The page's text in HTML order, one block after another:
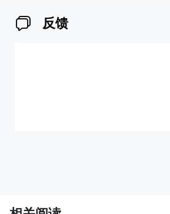
反馈